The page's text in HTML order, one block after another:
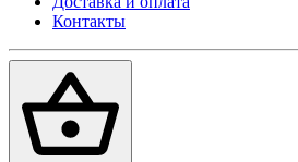
Контакты